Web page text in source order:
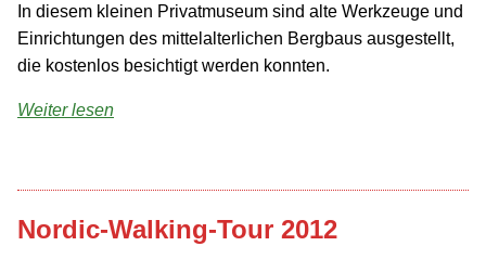
In diesem kleinen Privatmuseum sind alte Werkzeuge und
Einrichtungen des mittel­alterlichen Bergbaus ausgestellt,
die kostenlos besichtigt werden konnten.
Weiter lesen
Nordic-Walking-Tour 2012